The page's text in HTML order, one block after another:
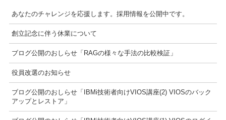
あなたのチャレンジを応援します。採用情報を公開中です。
創立記念に伴う休業について
ブログ公開のおしらせ「RAGの様々な手法の比較検証」
役員改選のお知らせ
ブログ公開のおしらせ「IBMi技術者向けVIOS講座(2) VIOSのバック
アップとレストア」